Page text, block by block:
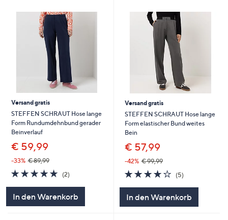
nach
anzuzeigen.
Versand gratis
STEFFEN SCHRAUT Hose lange
Form Rundumdehnbund gerader
Beinverlauf
€ 59,99
-33% € 89,99
5.0
von
(2)2
In den Warenkorb
Versand gratis
STEFFEN SCHRAUT Hose lange
Form elastischer Bund weites
Bein
€ 57,99
-42% € 99,99
4.2
von
(5)5
In den Warenkorb